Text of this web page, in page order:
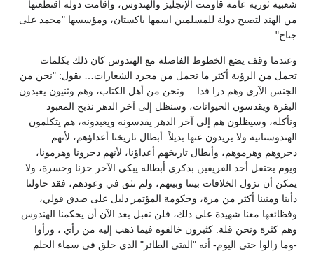
شعبية ثورية عامة قاومت الإنجليز والهندوس، وأقامت دولة اقتطعتها
من الهند لتصبح دولة للمسلمين اسمها باكستان، ومؤسسها "محمد على
جناح".
وعندما وقف يضع الخطوط الفاصلة مع الهندوس كان ذلك بكلمات
تحمل من الرؤية أكثر ما تحمل من مجرد الشعارات… يقول: "نحن من
الجنس الآري وهم درا فدا… ونحن من أهل الكتاب، وهم وثنيون يعبدون
البقرة ويقدسون الحيوانات، وسنظل إلى آخر الدهر نذبح المعبود
ونأكله، وسيظلون هم إلى آخر الدهر يقدسونه ويعبدونه، هم يتكلمون
الهندوستانية ولا يريدون عنها بديلاً. أبطال تاريخنا أعداؤهم، لأنهم
دحروهم وهزموهم، وأبطال تاريخهم أعداؤنا، لأنهم دحرونا وهزمونا،
ويوم يحتفل أحد الفريقين بذكرى أبطاله يبكي الآخر حزنا وحسرة، ولا
يمكن أن تزول الخلافات بيننا وبينهم، ولم نثق في وعودهم، فقد حاولنا
دأبنا ومنينا أكثر من مرة، وحكومة المؤتمر دليل على صدق قولي،
وفظائعها معنا شهيدة على ذلك، فلن نقبل بعد الآن أن يحكمنا الهندوس
وهم كثرة ونحن قلة. كثيرون خالفوه فيما ذهب إليه من رأي ، ورأوا
-وما زالوا حتى اليوم- أنه "الفتى الطائر" الذي حلق في سماء الحلم